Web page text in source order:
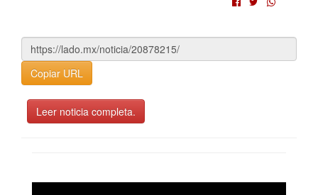
Copiar URL
Leer noticia completa.